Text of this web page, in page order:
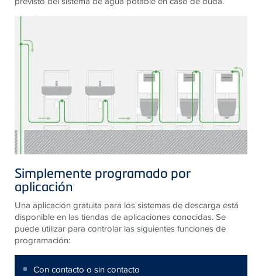
Simplemente programado por
aplicación
Una aplicación gratuita para los sistemas de descarga está
disponible en las tiendas de aplicaciones conocidas. Se
puede utilizar para controlar las siguientes funciones de
programación:
Con contacto o sin contacto